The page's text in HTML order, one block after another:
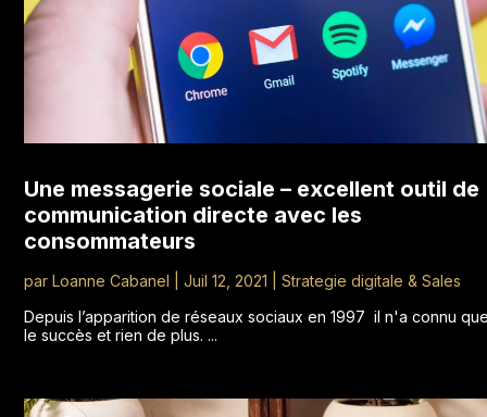
Une messagerie sociale – excellent outil de
communication directe avec les
consommateurs
parLoanne Cabanel |Juil 12, 2021 |Strategie digitale & Sales
Depuis l’apparition de réseaux sociaux en 1997 il n'a connu
le succès et rien de plus. ...